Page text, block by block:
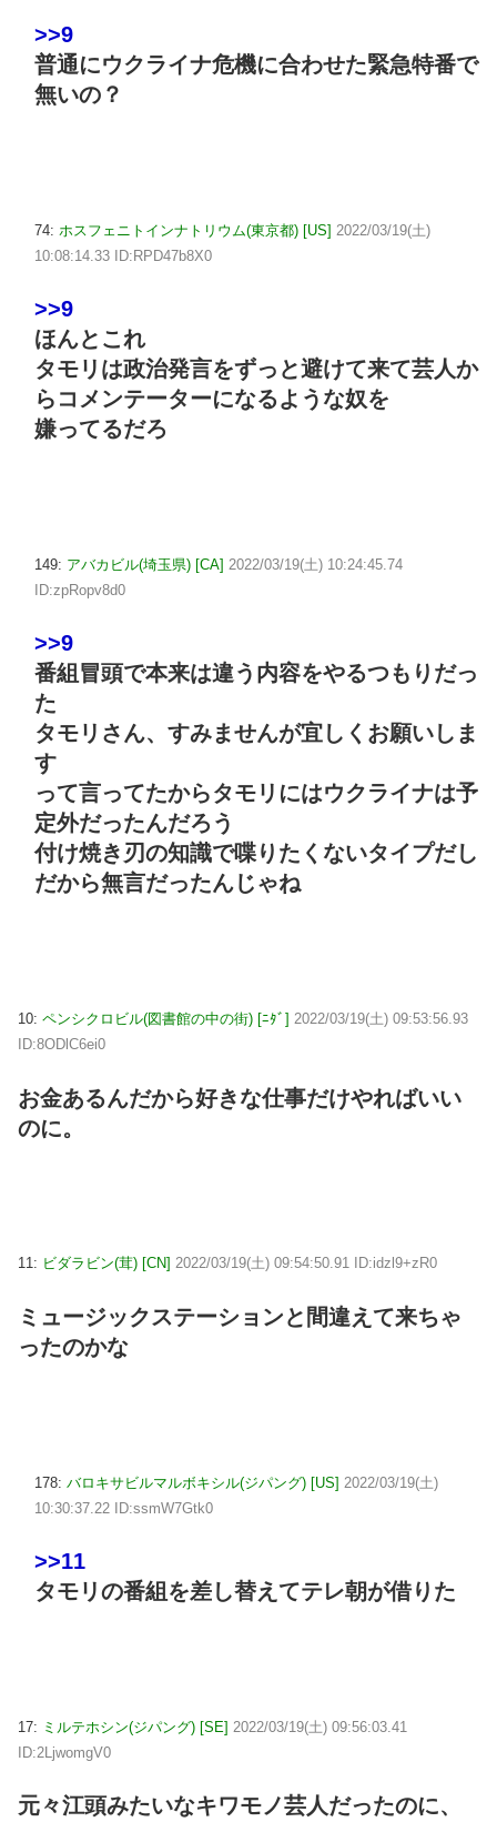
>>9
普通にウクライナ危機に合わせた緊急特番で
無いの？
74: ホスフェニトインナトリウム(東京都) [US] 2022/03/19(土)
10:08:14.33 ID:RPD47b8X0
>>9
ほんとこれ
タモリは政治発言をずっと避けて来て芸人か
らコメンテーターになるような奴を
嫌ってるだろ
149: アバカビル(埼玉県) [CA] 2022/03/19(土) 10:24:45.74
ID:zpRopv8d0
>>9
番組冒頭で本来は違う内容をやるつもりだっ
た
タモリさん、すみませんが宜しくお願いしま
す
って言ってたからタモリにはウクライナは予
定外だったんだろう
付け焼き刃の知識で喋りたくないタイプだし
だから無言だったんじゃね
10: ペンシクロビル(図書館の中の街) [ﾆﾀﾞ] 2022/03/19(土) 09:53:56.93
ID:8ODlC6ei0
お金あるんだから好きな仕事だけやればいい
のに。
11: ビダラビン(茸) [CN] 2022/03/19(土) 09:54:50.91 ID:idzl9+zR0
ミュージックステーションと間違えて来ちゃ
ったのかな
178: バロキサビルマルボキシル(ジパング) [US] 2022/03/19(土)
10:30:37.22 ID:ssmW7Gtk0
>>11
タモリの番組を差し替えてテレ朝が借りた
17: ミルテホシン(ジパング) [SE] 2022/03/19(土) 09:56:03.41
ID:2LjwomgV0
元々江頭みたいなキワモノ芸人だったのに、